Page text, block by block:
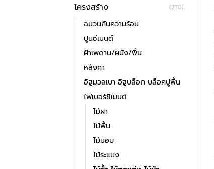
โครงสร้าง (270)
ฉนวนกันความร้อน
ปูนซีเมนต์
ฝ้าเพดาน/ผนัง/พื้น
หลังคา
อิฐมวลเบา อิฐบล็อก บล็อคปูพื้น
ไฟเบอร์ซีเมนต์
ไม้ฝา
ไม้พื้น
ไม้มอบ
ไม้ระแนง